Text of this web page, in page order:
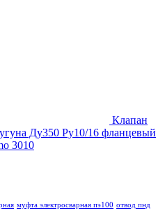
Клапан
Ду350 Ру10/16 фланцевый
3010
муфта электросварная пэ100 отвод пнд